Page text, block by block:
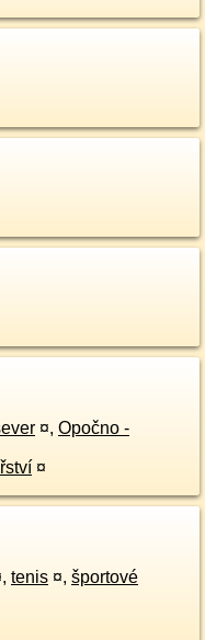
¤, Opočno -
¤
, tenis ¤, športové